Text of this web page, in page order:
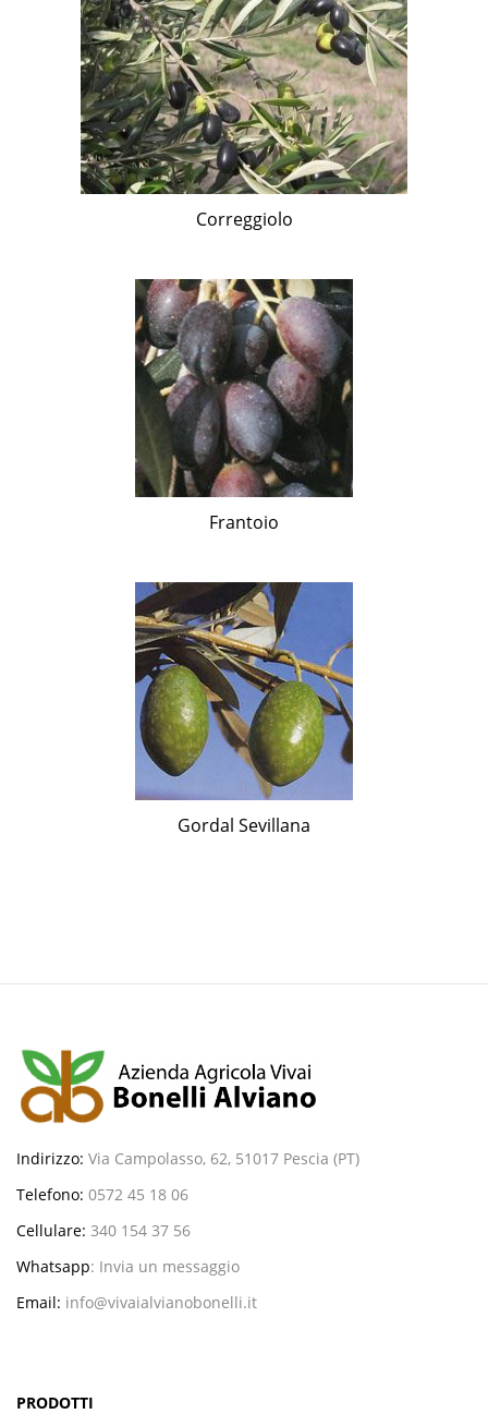
Correggiolo
Frantoio
Gordal Sevillana
Indirizzo: Via Campolasso, 62, 51017 Pescia (PT)
Telefono: 0572 45 18 06
Cellulare: 340 154 37 56
Whatsapp: Invia un messaggio
Email: info@vivaialvianobonelli.it
PRODOTTI